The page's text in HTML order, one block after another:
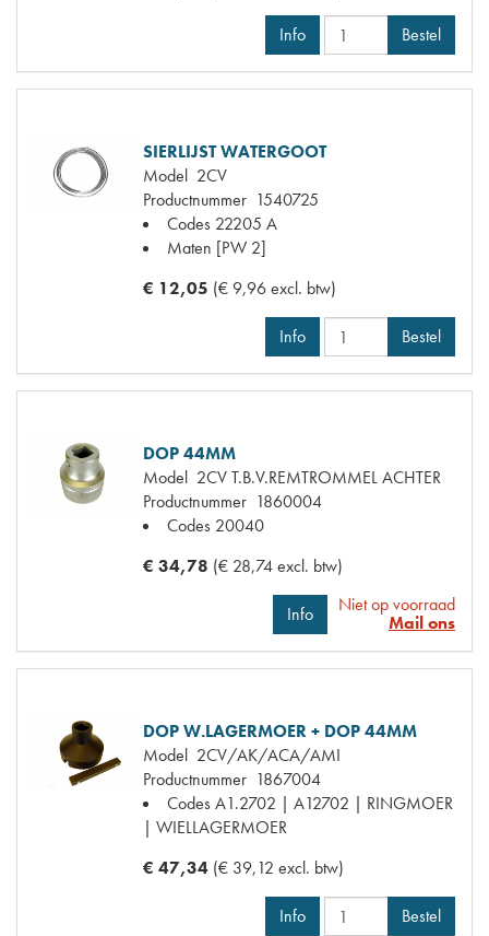
Info Bestel
SIERLIJST WATERGOOT
Model 2CV
Productnummer 1540725
Codes 22205 A
Maten [PW 2]
€ 12,05 (€ 9,96 excl. btw)
Info Bestel
DOP 44MM
Model 2CV T.B.V.REMTROMMEL ACHTER
Productnummer 1860004
Codes 20040
€ 34,78 (€ 28,74 excl. btw)
Info
Niet op voorraad
Mail ons
DOP W.LAGERMOER + DOP 44MM
Model 2CV/AK/ACA/AMI
Productnummer 1867004
CodesA1.2702 | A12702 | RINGMOER
| WIELLAGERMOER
€ 47,34 (€ 39,12 excl. btw)
Info Bestel